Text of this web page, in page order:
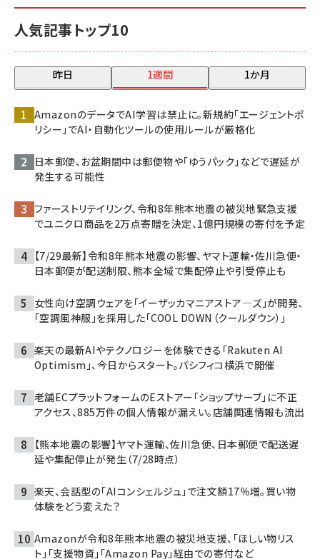
人気記事トップ10
昨日 1週間 1か月
AmazonのデータでAI学習は禁止に。新規約「エージェントポ
リシー」でAI・自動化ツールの使用ルールが厳格化
日本郵便、お盆期間中は郵便物や「ゆうパック」などで遅延が
発生する可能性
ファーストリテイリング、令和8年熊本地震の被災地緊急支援
でユニクロ商品を2万点寄贈を決定、1億円規模の寄付を予定
【7/29最新】令和8年熊本地震の影響、ヤマト運輸・佐川急便・
日本郵便が配送制限、熊本全域で集配停止や引受停止も
女性向け空調ウェアを「イーザッカマニアストア―ズ」が開発、
「空調風神服」を採用した「COOL DOWN（クールダウン）」
楽天の最新AIやテクノロジーを体験できる「Rakuten AI
Optimism」、今日からスタート。パシフィコ横浜で開催
老舗ECプラットフォームのEストアー「ショップサーブ」に不正
アクセス、885万件の個人情報が漏えい。店舗関連情報も流出
【熊本地震の影響】ヤマト運輸、佐川急便、日本郵便で配送遅
延や集配停止が発生（7/28時点）
楽天、会話型の「AIコンシェルジュ」で注文額17％増。買い物
体験をどう変えた？
Amazonが令和8年熊本地震の被災地支援、「ほしい物リス
ト」「支援物資」「Amazon Pay」経由での寄付など